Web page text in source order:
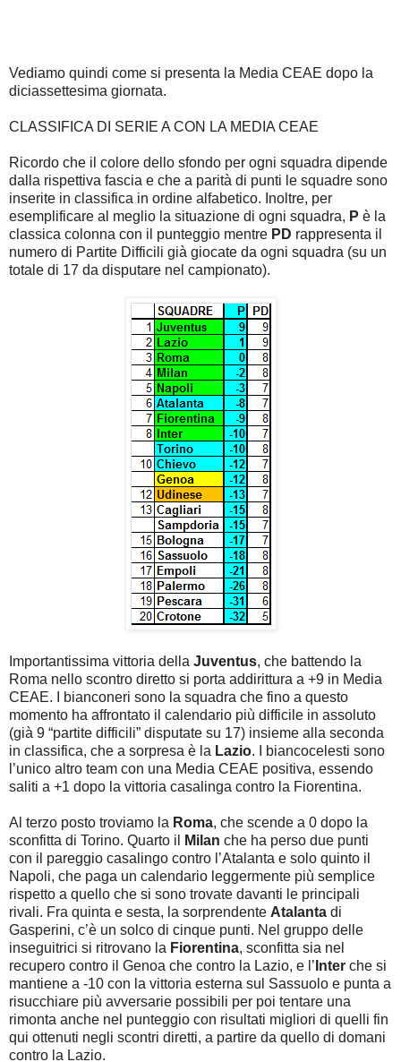
Vediamo quindi come si presenta la Media CEAE dopo la
diciassettesima giornata.
CLASSIFICA DI SERIE A CON LA MEDIA CEAE
Ricordo che il colore dello sfondo per ogni squadra dipende
dalla rispettiva fascia e che a parità di punti le squadre sono
inserite in classifica in ordine alfabetico. Inoltre, per
esemplificare al meglio la situazione di ogni squadra, P è la
classica colonna con il punteggio mentre PD rappresenta il
numero di Partite Difficili già giocate da ogni squadra (su un
totale di 17 da disputare nel campionato).
Importantissima vittoria della Juventus, che battendo la
Roma nello scontro diretto si porta addirittura a +9 in Media
CEAE. I bianconeri sono la squadra che fino a questo
momento ha affrontato il calendario più difficile in assoluto
(già 9 “partite difficili” disputate su 17) insieme alla seconda
in classifica, che a sorpresa è la Lazio. I biancocelesti sono
l’unico altro team con una Media CEAE positiva, essendo
saliti a +1 dopo la vittoria casalinga contro la Fiorentina.
Al terzo posto troviamo la Roma, che scende a 0 dopo la
sconfitta di Torino. Quarto il
Milan che ha perso due punti
con il pareggio casalingo contro l’Atalanta e solo quinto il
Napoli, che paga un calendario leggermente più semplice
rispetto a quello che si sono trovate davanti le principali
rivali. Fra quinta e sesta, la sorprendente Atalanta di
Gasperini, c’è un solco di cinque punti. Nel gruppo delle
inseguitrici si ritrovano la Fiorentina, sconfitta sia nel
recupero contro il Genoa che contro la Lazio, e l’ Inter che si
mantiene a -10 con la vittoria esterna sul Sassuolo e punta a
risucchiare più avversarie possibili per poi tentare una
rimonta anche nel punteggio con risultati migliori di quelli fin
qui ottenuti negli scontri diretti, a partire da quello di domani
contro la Lazio.